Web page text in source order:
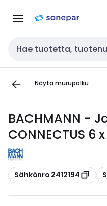
navigointiinsisältöön
Haku
Näytä murupolku
BACHMANN -
CONNECTUS 6
Kopioi
Sähkönro 2412194